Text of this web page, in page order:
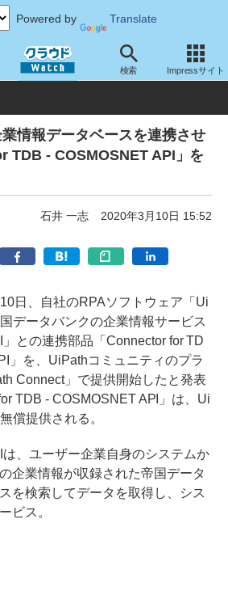
Powered by Translate
検索 Impressサイト
・ソフト ソフトウェア ミドルウェア
情報データベースを連携させ
TDB - COSMOSNET API」を
石井 一志 2020年3月10日 15:52
日、自社のRPAソフトウェア「Ui
データバンクの企業情報サービス
」との連携部品「Connector for TD
」を、UiPathコミュニティのプラ
Connect」で提供開始したと発表
TDB - COSMOSNET API」は、Ui
償提供される。
、ユーザー企業自身のシステムか
企業情報が収録された帝国データ
を検索してデータを取得し、シス
ビス。